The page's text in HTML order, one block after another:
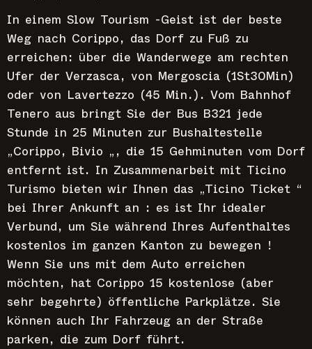
In einem Slow Tourism -Geist ist der beste
Weg nach Corippo, das Dorf zu Fuß zu
erreichen: über die Wanderwege am rechten
Ufer der Verzasca, von Mergoscia (1St30Min)
oder von Lavertezzo (45 Min.). Vom Bahnhof
Tenero aus bringt Sie der Bus B321 jede
Stunde in 25 Minuten zur Bushaltestelle
„Corippo, Bivio „, die 15 Gehminuten vom Dorf
entfernt ist. In Zusammenarbeit mit Ticino
Turismo bieten wir Ihnen das „Ticino Ticket “
bei Ihrer Ankunft an : es ist Ihr idealer
Verbund, um Sie während Ihres Aufenthaltes
kostenlos im ganzen Kanton zu bewegen !
Wenn Sie uns mit dem Auto erreichen
möchten, hat Corippo 15 kostenlose (aber
sehr begehrte) öffentliche Parkplätze. Sie
können auch Ihr Fahrzeug an der Straße
parken, die zum Dorf führt.